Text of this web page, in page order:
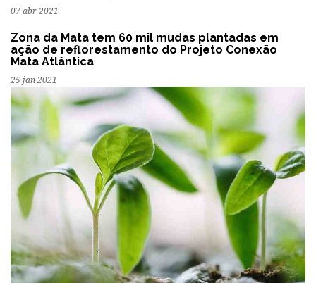
07 abr 2021
Zona da Mata tem 60 mil mudas plantadas em
ação de reflorestamento do Projeto Conexão
Mata Atlântica
25 jan 2021